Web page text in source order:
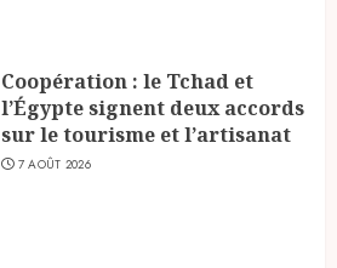
Coopération : le Tchad et
l’Égypte signent deux accords
sur le tourisme et l’artisanat
7 AOÛT 2026